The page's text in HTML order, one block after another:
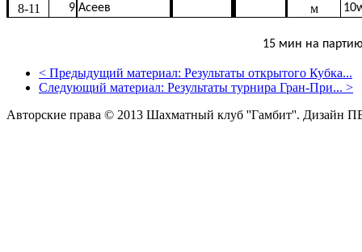
8-11 9 Асеев м
15 мин на
< Предыдущий материал: Результаты открытого Кубка...
Следующий материал: Результаты турнира Гран-При... >
Авторские права © 2013 Шахматный клуб ''Гамбит''. Дизайн